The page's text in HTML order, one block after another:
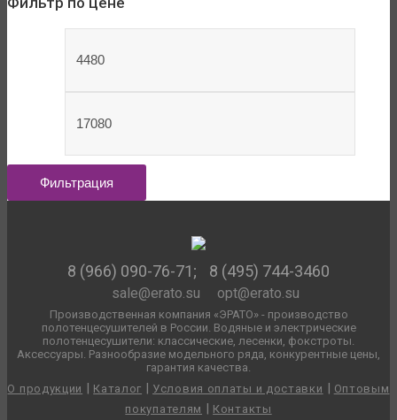
Фильтрация
8 (966) 090-76-71; 8 (495) 744-3460
sale@erato.su opt@erato.su
Производственная компания «ЭРАТО» - производство
полотенцесушителей в России. Водяные и электрические
полотенцесушители: классические, лесенки, фокстроты.
Аксессуары. Разнообразие модельного ряда, конкурентные цены,
гарантия качества.
О продукции | Каталог | Условия оплаты и доставки | Оптовым
покупателям | Контакты